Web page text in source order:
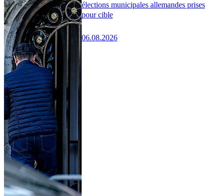
élections municipales allemandes prises
pour cible
06.08.2026